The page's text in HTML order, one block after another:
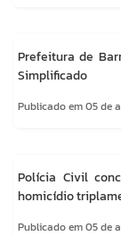
Prefeitura de
Simplificado
Publicado em 05 de
Polícia Civil
homicídio
Publicado em 05 de